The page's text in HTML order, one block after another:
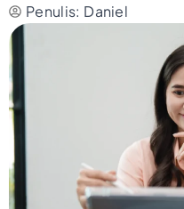
Penulis: Daniel